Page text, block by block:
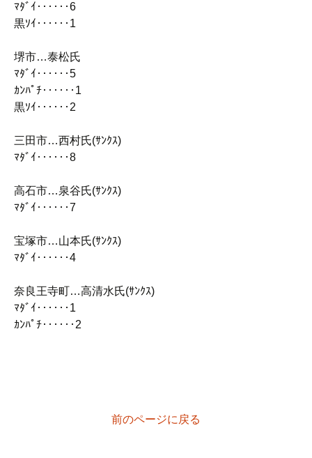
ﾏﾀﾞｲ‥‥‥6
黒ｿｲ‥‥‥1
堺市…泰松氏
ﾏﾀﾞｲ‥‥‥5
ｶﾝﾊﾟﾁ‥‥‥1
黒ｿｲ‥‥‥2
三田市…西村氏(ｻﾝｸｽ)
ﾏﾀﾞｲ‥‥‥8
高石市…泉谷氏(ｻﾝｸｽ)
ﾏﾀﾞｲ‥‥‥7
宝塚市…山本氏(ｻﾝｸｽ)
ﾏﾀﾞｲ‥‥‥4
奈良王寺町…高清水氏(ｻﾝｸｽ)
ﾏﾀﾞｲ‥‥‥1
ｶﾝﾊﾟﾁ‥‥‥2
前のページに戻る